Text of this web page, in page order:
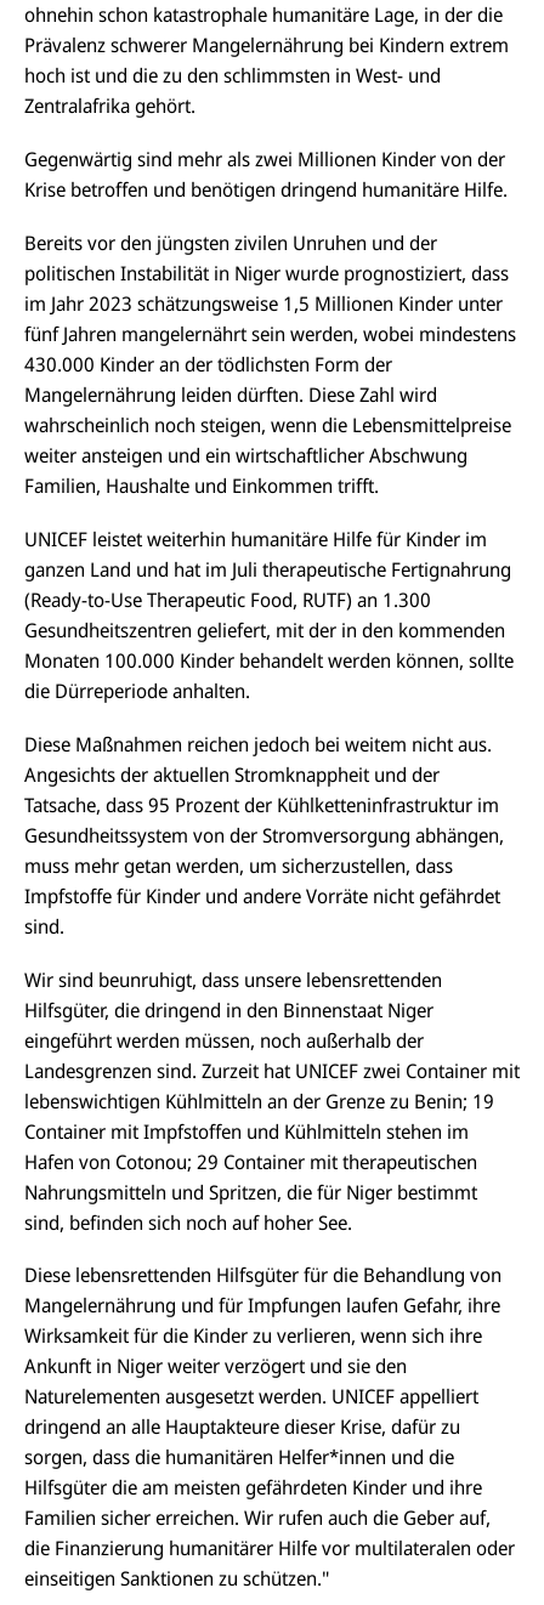
ohnehin schon katastrophale humanitäre Lage, in der die
Prävalenz schwerer Mangelernährung bei Kindern extrem
hoch ist und die zu den schlimmsten in West- und
Zentralafrika gehört.
Gegenwärtig sind mehr als zwei Millionen Kinder von der
Krise betroffen und benötigen dringend humanitäre Hilfe.
Bereits vor den jüngsten zivilen Unruhen und der
politischen Instabilität in Niger wurde prognostiziert, dass
im Jahr 2023 schätzungsweise 1,5 Millionen Kinder unter
fünf Jahren mangelernährt sein werden, wobei mindestens
430.000 Kinder an der tödlichsten Form der
Mangelernährung leiden dürften. Diese Zahl wird
wahrscheinlich noch steigen, wenn die Lebensmittelpreise
weiter ansteigen und ein wirtschaftlicher Abschwung
Familien, Haushalte und Einkommen trifft.
UNICEF leistet weiterhin humanitäre Hilfe für Kinder im
ganzen Land und hat im Juli therapeutische Fertignahrung
(Ready-to-Use Therapeutic Food, RUTF) an 1.300
Gesundheitszentren geliefert, mit der in den kommenden
Monaten 100.000 Kinder behandelt werden können, sollte
die Dürreperiode anhalten.
Diese Maßnahmen reichen jedoch bei weitem nicht aus.
Angesichts der aktuellen Stromknappheit und der
Tatsache, dass 95 Prozent der Kühlketteninfrastruktur im
Gesundheitssystem von der Stromversorgung abhängen,
muss mehr getan werden, um sicherzustellen, dass
Impfstoffe für Kinder und andere Vorräte nicht gefährdet
sind.
Wir sind beunruhigt, dass unsere lebensrettenden
Hilfsgüter, die dringend in den Binnenstaat Niger
eingeführt werden müssen, noch außerhalb der
Landesgrenzen sind. Zurzeit hat UNICEF zwei Container mit
lebenswichtigen Kühlmitteln an der Grenze zu Benin; 19
Container mit Impfstoffen und Kühlmitteln stehen im
Hafen von Cotonou; 29 Container mit therapeutischen
Nahrungsmitteln und Spritzen, die für Niger bestimmt
sind, befinden sich noch auf hoher See.
Diese lebensrettenden Hilfsgüter für die Behandlung von
Mangelernährung und für Impfungen laufen Gefahr, ihre
Wirksamkeit für die Kinder zu verlieren, wenn sich ihre
Ankunft in Niger weiter verzögert und sie den
Naturelementen ausgesetzt werden. UNICEF appelliert
dringend an alle Hauptakteure dieser Krise, dafür zu
sorgen, dass die humanitären Helfer*innen und die
Hilfsgüter die am meisten gefährdeten Kinder und ihre
Familien sicher erreichen. Wir rufen auch die Geber auf,
die Finanzierung humanitärer Hilfe vor multilateralen oder
einseitigen Sanktionen zu schützen."
E-
M
ai
l
a
U
U
N
I
C
E
U
N